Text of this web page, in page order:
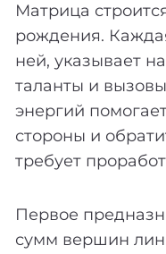
Матрица
рождения.
ней, указывает
таланты и
энергий
стороны и
требует
Первое
сумм вершин